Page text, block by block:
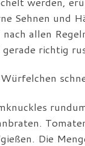
Sehnen und
allen
richtig
Die